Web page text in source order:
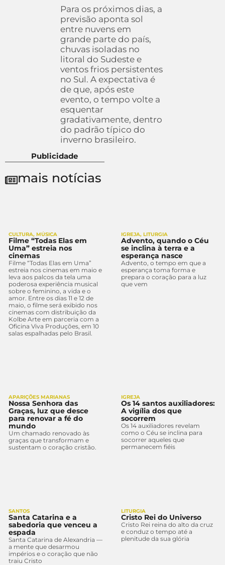
Para os próximos dias, a
previsão aponta sol
entre nuvens em
grande parte do país,
chuvas isoladas no
litoral do Sudeste e
ventos frios persistentes
no Sul. A expectativa é
de que, após este
evento, o tempo volte a
esquentar
gradativamente, dentro
do padrão típico do
inverno brasileiro.
Publicidade
mais notícias
CULTURA, MÚSICA
Filme “Todas Elas em
Uma” estreia nos
cinemas
Filme “Todas Elas em Uma”
estreia nos cinemas em maio e
leva aos palcos da tela uma
poderosa experiência musical
sobre o feminino, a vida e o
amor. Entre os dias 11 e 12 de
maio, o filme será exibido nos
cinemas com distribuição da
Kolbe Arte em parceria com a
Oficina Viva Produções, em 10
salas espalhadas pelo Brasil.
IGREJA, LITURGIA
Advento, quando o Céu
se inclina à terra e a
esperança nasce
Advento, o tempo em que a
esperança toma forma e
prepara o coração para a luz
que vem
APARIÇÕES MARIANAS
Nossa Senhora das
Graças, luz que desce
para renovar a fé do
mundo
Um chamado renovado às
graças que transformam e
sustentam o coração cristão.
IGREJA
Os 14 santos auxiliadores:
A vigília dos que
socorrem
Os 14 auxiliadores revelam
como o Céu se inclina para
socorrer aqueles que
permanecem fiéis
SANTOS
Santa Catarina e a
sabedoria que venceu a
espada
Santa Catarina de Alexandria —
a mente que desarmou
impérios e o coração que não
traiu Cristo
LITURGIA
Cristo Rei do Universo
Cristo Rei reina do alto da cruz
e conduz o tempo até a
plenitude da sua glória